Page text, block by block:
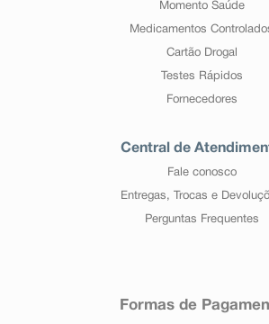
Momento Saúde
Medicamentos
Cartão Drogal
Testes Rápidos
Fornecedores
Central de
Fale conosco
Entregas, Trocas e
Perguntas Frequentes
Formas de